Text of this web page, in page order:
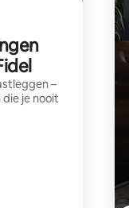
–
je nooit